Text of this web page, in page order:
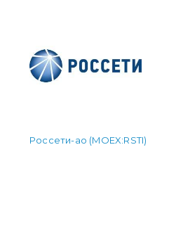
Россети-ао (MOEX:RSTI)